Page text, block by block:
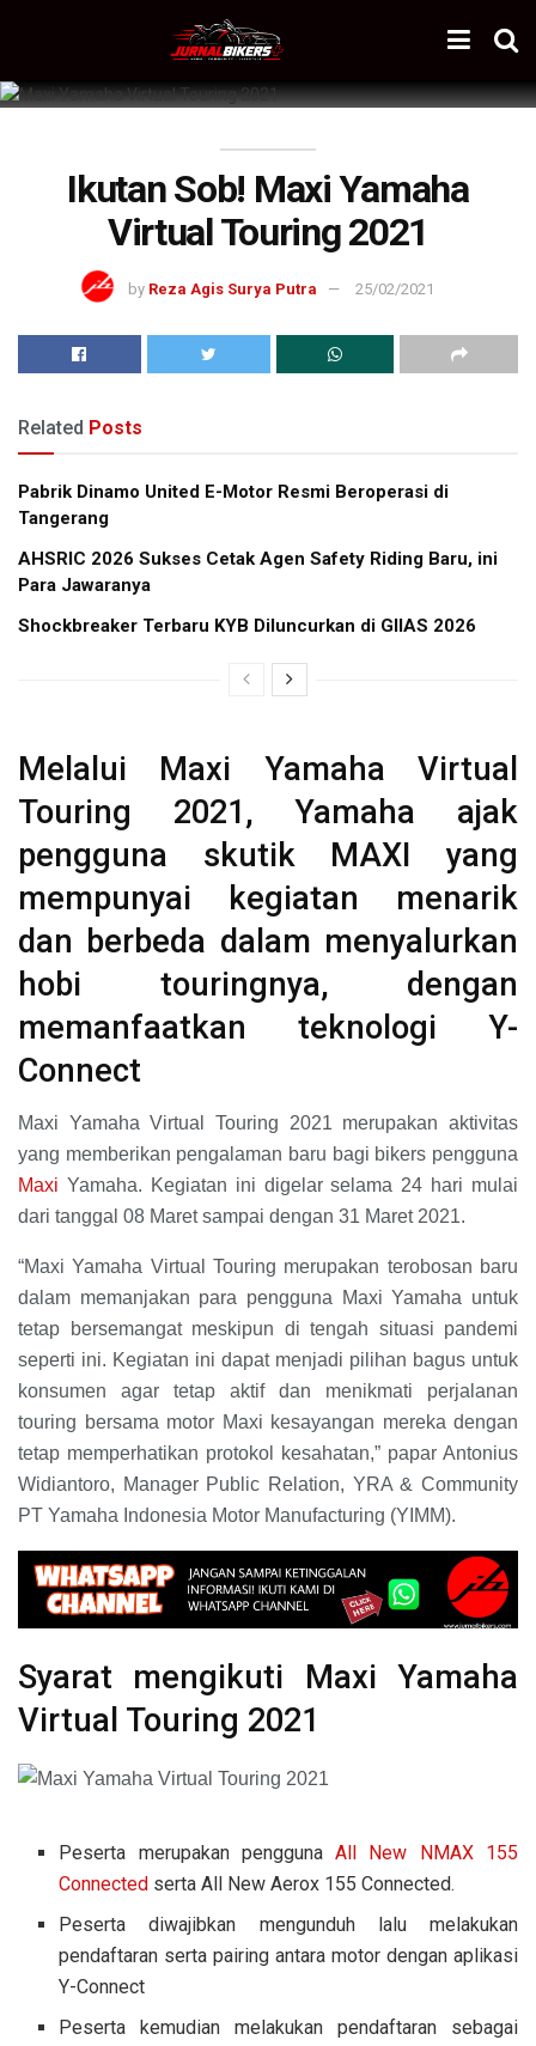
Ikutan Sob! Maxi Yamaha
Virtual Touring 2021
by Reza Agis Surya Putra 25/02/2021
Related Posts
Pabrik Dinamo United E-Motor Resmi Beroperasi di
Tangerang
AHSRIC 2026 Sukses Cetak Agen Safety Riding Baru, ini
Para Jawaranya
Shockbreaker Terbaru KYB Diluncurkan di GIIAS 2026
Melalui Maxi Yamaha Virtual
Touring 2021, Yamaha ajak
pengguna skutik MAXI yang
mempunyai kegiatan menarik
dan berbeda dalam menyalurkan
hobi touringnya, dengan
memanfaatkan teknologi Y-
Connect
Maxi Yamaha Virtual Touring 2021 merupakan aktivitas
yang memberikan pengalaman baru bagi bikers pengguna
Maxi Yamaha. Kegiatan ini digelar selama 24 hari mulai
dari tanggal 08 Maret sampai dengan 31 Maret 2021.
“Maxi Yamaha Virtual Touring merupakan terobosan baru
dalam memanjakan para pengguna Maxi Yamaha untuk
tetap bersemangat meskipun di tengah situasi pandemi
seperti ini. Kegiatan ini dapat menjadi pilihan bagus untuk
konsumen agar tetap aktif dan menikmati perjalanan
touring bersama motor Maxi kesayangan mereka dengan
tetap memperhatikan protokol kesahatan,” papar Antonius
Widiantoro, Manager Public Relation, YRA & Community
PT Yamaha Indonesia Motor Manufacturing (YIMM).
Syarat mengikuti Maxi Yamaha
Virtual Touring 2021
Peserta merupakan penggunaAll New NMAX 155
Connected serta All New Aerox 155 Connected.
Peserta diwajibkan mengunduh lalu melakukan
pendaftaran serta pairing antara motor dengan aplikasi
Y-Connect
Peserta kemudian melakukan pendaftaran sebagai